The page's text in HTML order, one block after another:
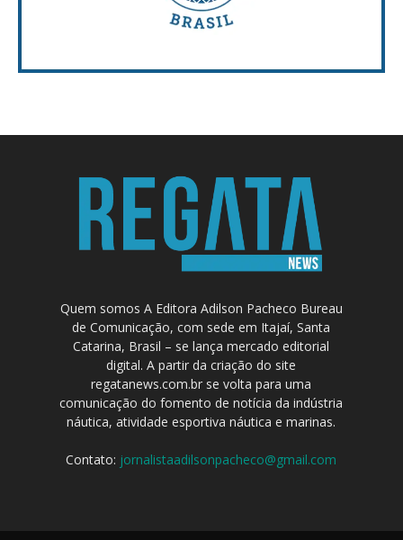
Quem somos A Editora Adilson Pacheco Bureau
de Comunicação, com sede em Itajaí, Santa
Catarina, Brasil – se lança mercado editorial
digital. A partir da criação do site
regatanews.com.br se volta para uma
comunicação do fomento de notícia da indústria
náutica, atividade esportiva náutica e marinas.
Contato: jornalistaadilsonpacheco@gmail.com